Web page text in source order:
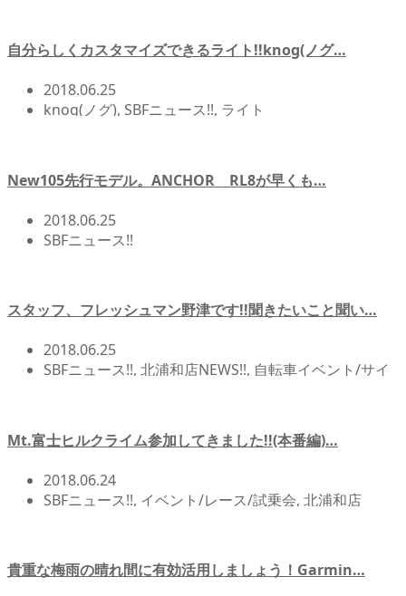
自分らしくカスタマイズできるライト!!knog(ノグ…
2018.06.25
knog(ノグ), SBFニュース!!, ライト
New105先行モデル。ANCHOR RL8が早くも…
2018.06.25
SBFニュース!!
スタッフ、フレッシュマン野津です!!聞きたいこと聞い…
2018.06.25
SBFニュース!!, 北浦和店NEWS!!, 自転車イベント/サイ
Mt.富士ヒルクライム参加してきました!!(本番編)…
2018.06.24
SBFニュース!!, イベント/レース/試乗会, 北浦和店
貴重な梅雨の晴れ間に有効活用しましょう！Garmin…